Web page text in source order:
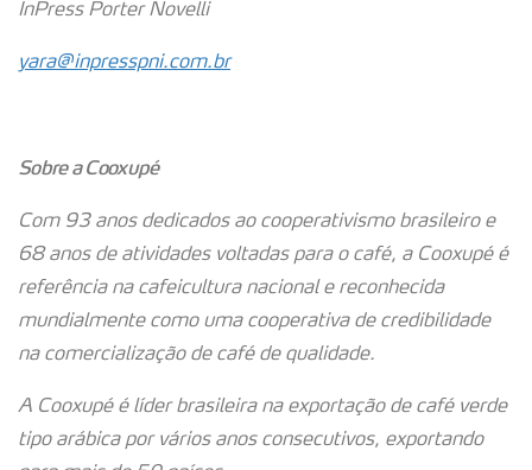
InPress Porter Novelli
yara@inpresspni.com.br
Sobre a Cooxupé
Com 93 anos dedicados ao cooperativismo brasileiro e
68 anos de atividades voltadas para o café, a Cooxupé é
referência na cafeicultura nacional e reconhecida
mundialmente como uma cooperativa de credibilidade
na comercialização de café de qualidade.
A Cooxupé é líder brasileira na exportação de café verde
tipo arábica por vários anos consecutivos, exportando